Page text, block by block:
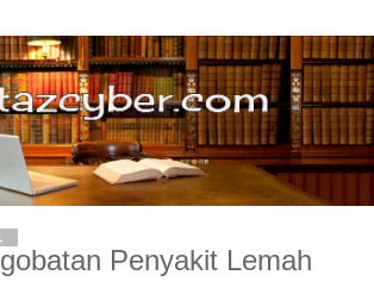
Penyakit Lemah